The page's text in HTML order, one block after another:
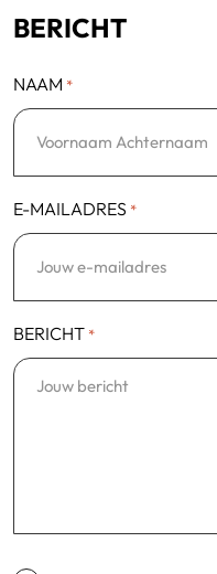
BERICHT
NAAM *
E-MAILADRES *
BERICHT *